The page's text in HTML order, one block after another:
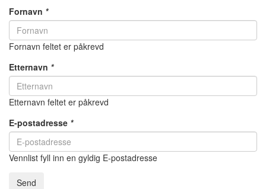
Fornavn *
Fornavn feltet er påkrevd
Etternavn *
Etternavn feltet er påkrevd
E-postadresse *
Vennlist fyll inn en gyldig E-postadresse
Send